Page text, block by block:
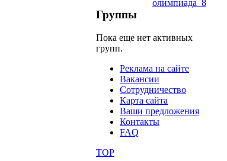
Группы
Пока еще нет активных
групп.
Реклама на сайте
Вакансии
Сотрудничество
Карта сайта
Ваши предложения
Контакты
FAQ
TOP